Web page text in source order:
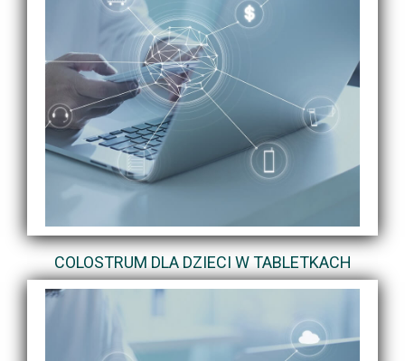
COLOSTRUM DLA DZIECI W TABLETKACH